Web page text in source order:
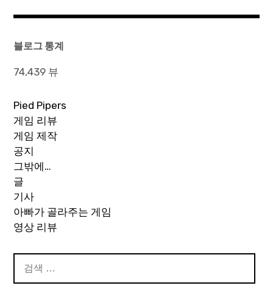
탐
블로그 통계
74,439 뷰
Pied Pipers
게임 리뷰
게임 제작
공지
그밖에…
글
기사
아빠가 골라주는 게임
영상 리뷰
색: